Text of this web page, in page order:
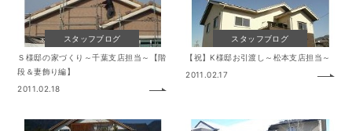
スタッフブログ
Ｓ様邸の家づくり～千葉支店担当～【階
段＆妻飾り編】
2011.02.18
スタッフブログ
【祝】K様邸お引渡し～松本支店担当～
2011.02.17